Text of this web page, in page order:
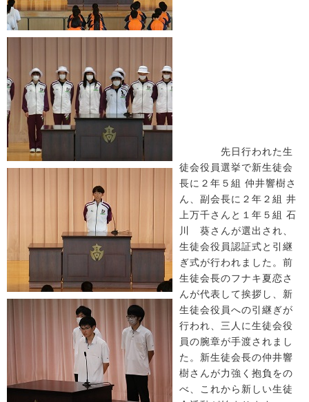
先日行われた生
徒会役員選挙で新生徒会
長に２年５組 仲井響樹さ
ん、副会長に２年２組 井
上万千さんと１年５組 石
川 葵さんが選出され、
生徒会役員認証式と引継
ぎ式が行われました。前
生徒会長のフナキ夏恋さ
んが代表して挨拶し、新
生徒会役員への引継ぎが
行われ、三人に生徒会役
員の腕章が手渡されまし
た。新生徒会長の仲井響
樹さんが力強く抱負をの
べ、これから新しい生徒